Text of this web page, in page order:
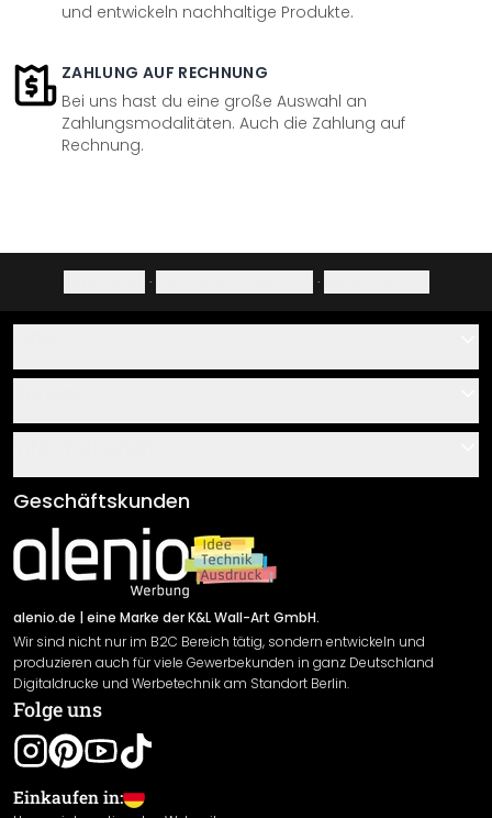
und entwickeln nachhaltige Produkte.
ZAHLUNG AUF RECHNUNG
Bei uns hast du eine große Auswahl an
Zahlungsmodalitäten. Auch die Zahlung auf
Rechnung.
· ·
Über uns
Klebe- und Montageanleitungen
Newsletter An-/Abmeldung
Sendungsverfolgung
AGB
Impressum
Versand & Zahlung
Rücksendung
Widerrufsrecht
Datenschutzerklärung
Gewährleistung
Leistungserklärung / CE-Zeichen
Cookie Einstellungen
Geschäftskunden
alenio.de | eine Marke der K&L Wall-Art GmbH.
Wir sind nicht nur im B2C Bereich tätig, sondern entwickeln und
produzieren auch für viele Gewerbekunden in ganz Deutschland
Digitaldrucke und Werbetechnik am Standort Berlin.
Folge uns
Einkaufen in: